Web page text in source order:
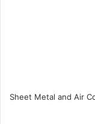
Sheet Metal and Air